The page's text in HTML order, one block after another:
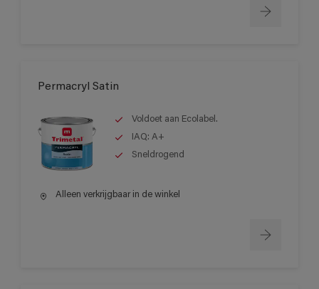
Permacryl Satin
Voldoet aan Ecolabel.
IAQ: A+
Sneldrogend
Alleen verkrijgbaar in de winkel